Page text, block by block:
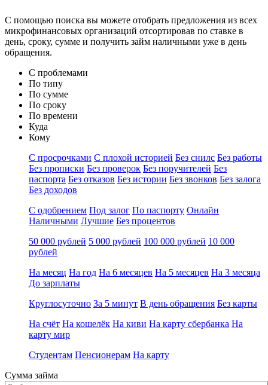
С помощью поиска вы можете отобрать предложения из всех
микрофинансовых организаций отсортировав по ставке в
день, сроку, сумме и получить займ наличными уже в день
обращения.
С проблемами
По типу
По сумме
По сроку
По времени
Куда
Кому
С просрочками С плохой историей Без снилс Без работы
Без прописки Без проверок Без поручителей Без
паспорта Без отказов Без истории Без звонков Без залога
Без доходов
С одобрением Под залог По паспорту Онлайн
Наличными Лучшие Без процентов
50 000 рублей 5 000 рублей 100 000 рублей 10 000
рублей
На месяц На год На 6 месяцев На 5 месяцев На 3 месяца
До зарплаты
Круглосуточно За 5 минут В день обращения Без карты
На счёт На кошелёк На киви На карту сбербанка На
карту мир
Студентам Пенсионерам На карту
Сумма займа